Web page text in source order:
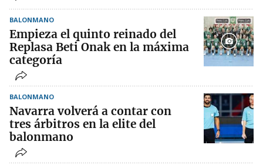
BALONMANO
Empieza el quinto reinado del
Replasa Beti Onak en la máxima
categoría
BALONMANO
Navarra volverá a contar con
tres árbitros en la elite del
balonmano